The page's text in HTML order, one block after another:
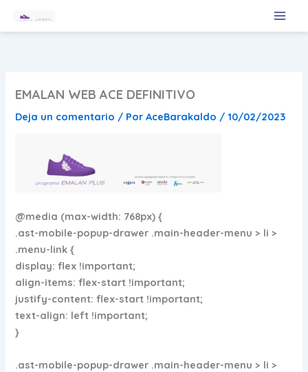
EMALAN WEB ACE DEFINITIVO
Deja un comentario / PorAceBarakaldo /10/02/2023
@media (max-width: 768px) {
.ast-mobile-popup-drawer .main-header-menu > li >
.menu-link {
display: flex !important;
align-items: flex-start !important;
justify-content: flex-start !important;
text-align: left !important;
}
.ast-mobile-popup-drawer .main-header-menu > li >